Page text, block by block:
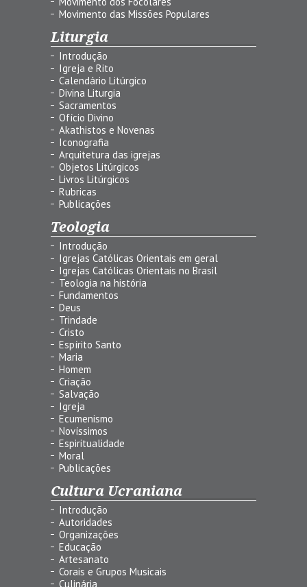
Movimento das Missões Populares
Liturgia
Introdução
Igreja e Rito
Calendário Litúrgico
Divina Liturgia
Sacramentos
Ofício Divino
Akathistos e Novenas
Iconografia
Arquitetura das igrejas
Objetos Litúrgicos
Livros Litúrgicos
Rubricas
Publicações
Teologia
Introdução
Igrejas Católicas Orientais em geral
Igrejas Católicas Orientais no Brasil
Teologia na história
Fundamentos
Deus
Trindade
Cristo
Espírito Santo
Maria
Homem
Criação
Salvação
Igreja
Ecumenismo
Novíssimos
Espiritualidade
Moral
Publicações
Cultura Ucraniana
Introdução
Autoridades
Organizações
Educação
Artesanato
Corais e Grupos Musicais
Culinária